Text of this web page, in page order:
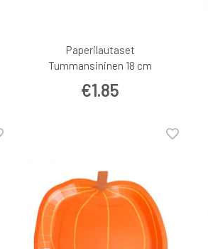
Paperilautaset
Tummansininen 18 cm
€1.85